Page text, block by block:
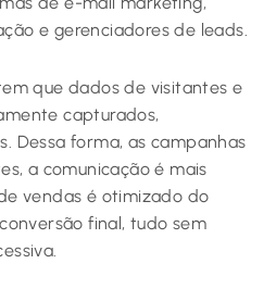
e gerenciadores de leads.
que dados de visitantes e
capturados,
Dessa forma, as campanhas
a comunicação é mais
vendas é otimizado do
final, tudo sem